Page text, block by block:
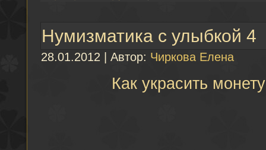
Нумизматика с улыбкой 4
28.01.2012 | Автор: Чиркова Елена
Как украсить